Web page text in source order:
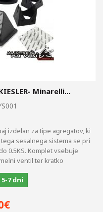
Minarelli...
izdelan za tipe agregatov, ki
sesalnega sistema se pri
0.5KS. Komplet vsebuje
ventil ter kratko
7 dni